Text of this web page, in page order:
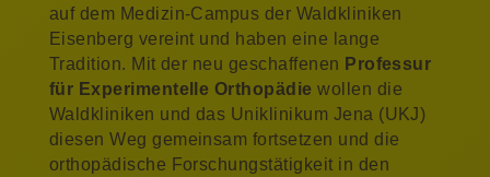
auf dem Medizin-Campus der Waldkliniken
Eisenberg vereint und haben eine lange
Tradition. Mit der neu geschaffenen Professur
für Experimentelle Orthopädie wollen die
Waldkliniken und das Uniklinikum Jena (UKJ)
diesen Weg gemeinsam fortsetzen und die
orthopädische Forschungstätigkeit in den